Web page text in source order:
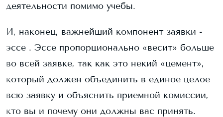
деятельности помимо учебы.
И, наконец, важнейший компонент заявки -
эссе . Эссе пропорционально «весит» больше
во всей заявке, так как это некий «цемент»,
который должен объединить в единое целое
всю заявку и объяснить приемной комиссии,
кто вы и почему они должны вас принять.